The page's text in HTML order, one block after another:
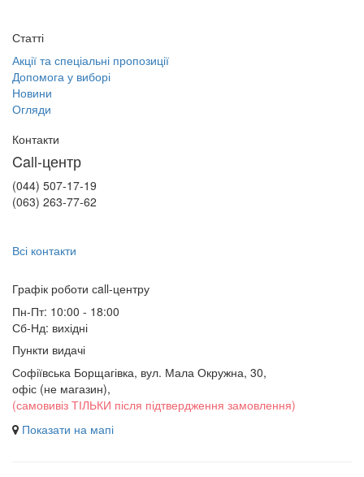
Статті
Акції та спеціальні пропозиції
Допомога у виборі
Новини
Огляди
Контакти
Call-центр
(044) 507-17-19
(063) 263-77-62
Всі контакти
Графік роботи сall-центру
Пн-Пт: 10:00 - 18:00
Сб-Нд: вихідні
Пункти видачі
Софіївська Борщагівка, вул. Мала Окружна, 30,
офіс (не магазин),
(самовивіз ТІЛЬКИ після підтвердження замовлення)
Показати на мапі